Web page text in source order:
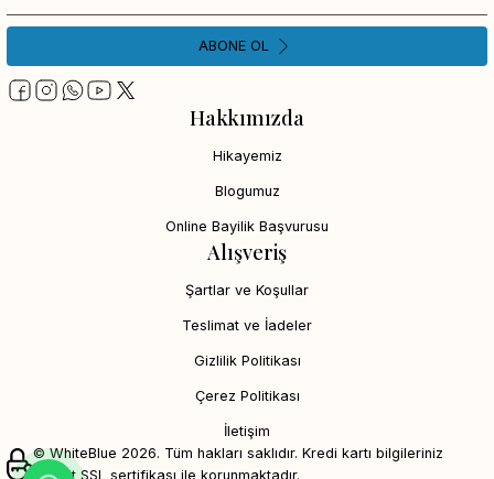
Hakkımızda
Hikayemiz
Blogumuz
Online Bayilik Başvurusu
Alışveriş
Şartlar ve Koşullar
Teslimat ve İadeler
Gizlilik Politikası
Çerez Politikası
İletişim
ABONE OL
© WhiteBlue 2026. Tüm hakları saklıdır. Kredi kartı bilgileriniz
256bit SSL sertifikası ile korunmaktadır.